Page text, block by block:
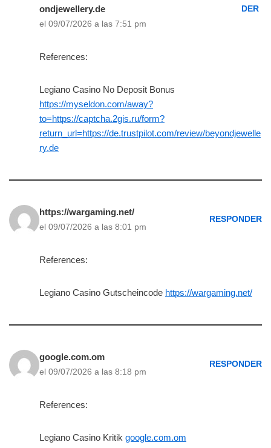
ondjewellery.de
el 09/07/2026 a las 7:51 pm
DER
References:
Legiano Casino No Deposit Bonus
https://myseldon.com/away?
to=https://captcha.2gis.ru/form?
return_url=https://de.trustpilot.com/review/beyondjewelle
ry.de
https://wargaming.net/
el 09/07/2026 a las 8:01 pm
RESPONDER
References:
Legiano Casino Gutscheincode https://wargaming.net/
google.com.om
el 09/07/2026 a las 8:18 pm
RESPONDER
References:
Legiano Casino Kritik google.com.om